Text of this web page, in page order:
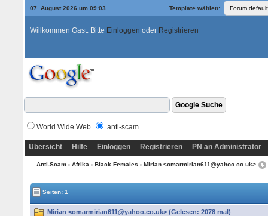
07. August 2026 um 09:03 Template wählen:
Willkommen Gast. Bitte Einloggen oder Registrieren
World Wide Web anti-scam
Übersicht Hilfe Einloggen Registrieren PN an Administrator
Anti-Scam› Afrika › Black Females › Mirian <omarmirian611@yahoo.co.uk>
Seiten: 1
Mirian <omarmirian611@yahoo.co.uk> (Gelesen: 2078 mal)